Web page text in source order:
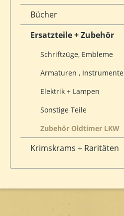
Bücher
Ersatzteile + Zubehör
Schriftzüge, Embleme
Armaturen , Instrumente
Elektrik + Lampen
Sonstige Teile
Zubehör Oldtimer LKW
Krimskrams + Raritäten